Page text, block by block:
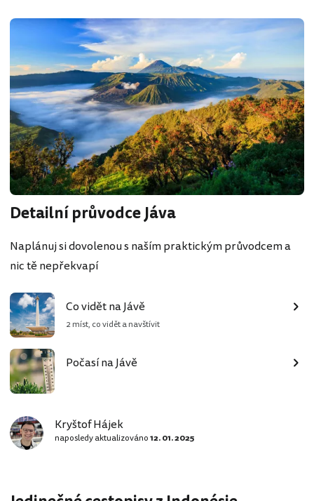
Detailní průvodce Jáva
Naplánuj si dovolenou s naším praktickým průvodcem a
nic tě nepřekvapí
Co vidět na Jávě
2 míst, co vidět a navštívit
Počasí na Jávě
Kryštof Hájek
naposledy aktualizováno12. 01. 2025